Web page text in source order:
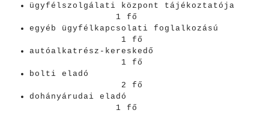
ügyfélszolgálati központ tájékoztatója
1 fő
egyéb ügyfélkapcsolati foglalkozású
1 fő
autóalkatrész-kereskedő
1 fő
bolti eladó
2 fő
dohányárudai eladó
1 fő